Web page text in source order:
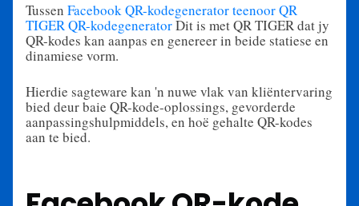
Tussen Facebook QR-kodegenerator teenoor QR
TIGER QR-kodegeneratorDit is met QR TIGER dat jy
QR-kodes kan aanpas en genereer in beide statiese en
dinamiese vorm.
Hierdie sagteware kan 'n nuwe vlak van kliëntervaring
bied deur baie QR-kode-oplossings, gevorderde
aanpassingshulpmiddels, en hoë gehalte QR-kodes
aan te bied.